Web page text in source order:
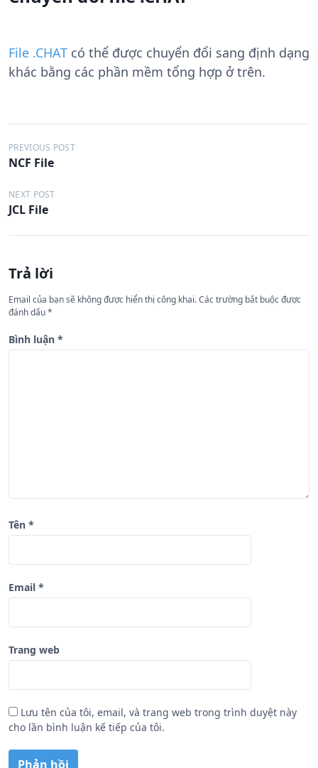
File .CHAT có thể được chuyển đổi sang định dạng
khác bằng các phần mềm tổng hợp ở trên.
Đ
i
ề
u
h
ớ
n
g
b
PREVIOUS POST
NCF File
NEXT POST
JCL File
Trả lời
Email của bạn sẽ không được hiển thị công khai.Các trường bắt buộc được
đánh dấu*
Bình luận *
Tên *
Email *
Trang web
Lưu tên của tôi, email, và trang web trong trình duyệt này
cho lần bình luận kế tiếp của tôi.